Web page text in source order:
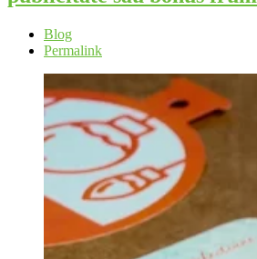
Blog
Permalink